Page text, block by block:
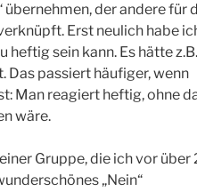
übernehmen, der andere für
Erst neulich habe
heftig sein kann. Es hätte z.B.
Das passiert häufiger, wenn
Man reagiert heftig, ohne
wäre.
Gruppe, die ich vor über
„Nein“